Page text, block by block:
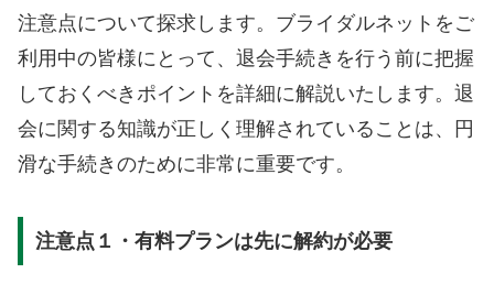
注意点について探求します。ブライダルネットをご
利用中の皆様にとって、退会手続きを行う前に把握
しておくべきポイントを詳細に解説いたします。退
会に関する知識が正しく理解されていることは、円
滑な手続きのために非常に重要です。
注意点１・有料プランは先に解約が必要